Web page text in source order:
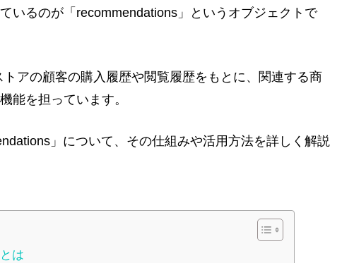
いるのが「recommendations」というオブジェクトで
アの顧客の購入履歴や閲覧履歴をもとに、関連する商
能を担っています。
」について、その仕組みや活用方法を詳しく解説
は